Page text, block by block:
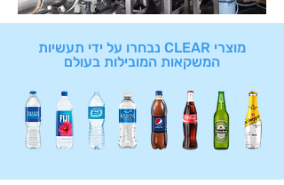
מוצרי CLEAR נבחרו על ידי תעשיות
המשקאות המובילות בעולם